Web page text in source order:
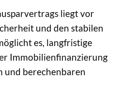
liegt vor
und den stabilen
es, langfristige
Immobilienfinanzierung
und berechenbaren